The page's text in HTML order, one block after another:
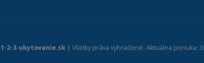
1-2-3-ubytovanie.sk| Všetky práva vyhradené. Aktuálna ponuka: